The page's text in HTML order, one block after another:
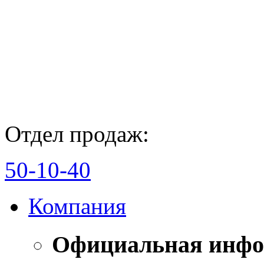
Отдел продаж:
50-10-40
Компания
Официальная